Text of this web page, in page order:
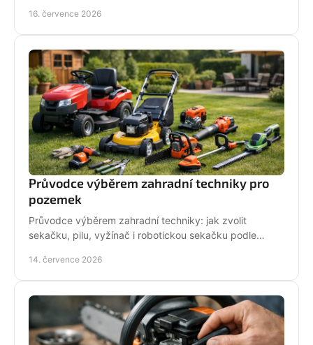
16. července 2026
Průvodce výběrem zahradní techniky pro
pozemek
Průvodce výběrem zahradní techniky: jak zvolit
sekačku, pilu, vyžínač i robotickou sekačku podle
podpory.
14. července 2026